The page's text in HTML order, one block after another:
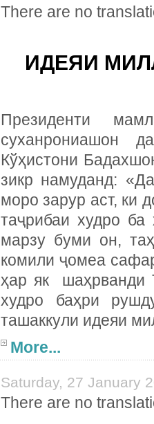
There are no
ИДЕЯИ
Президенти
суханрониашон
Кўҳистони
зикр намуданд:
моро зарур аст, ки
таҷрибаи худро ба
марзу буми он,
комили ҷомеа
ҳар як шаҳрванди
худро баҳри
ташаккули идеяи
More...
Saturday, 27 January
There are no